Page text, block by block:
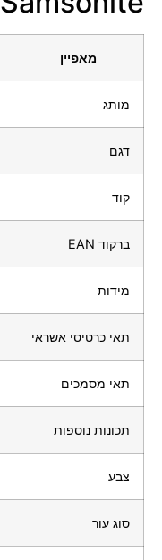
מאפיין
מותג
דגם
קוד
ברקוד EAN
מידות
תאי כרטיסי אשראי
תאי מסמכים
תכונות נוספות
צבע
סוג עור